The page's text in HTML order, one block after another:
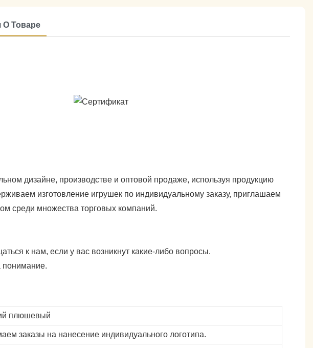
Товаре
дизайне, производстве и оптовой продаже, используя продукцию
изготовление игрушек по индивидуальному заказу, приглашаем
среди множества торговых компаний.
к нам, если у вас возникнут какие-либо вопросы.
понимание.
плюшевый
заказы на нанесение индивидуального логотипа.